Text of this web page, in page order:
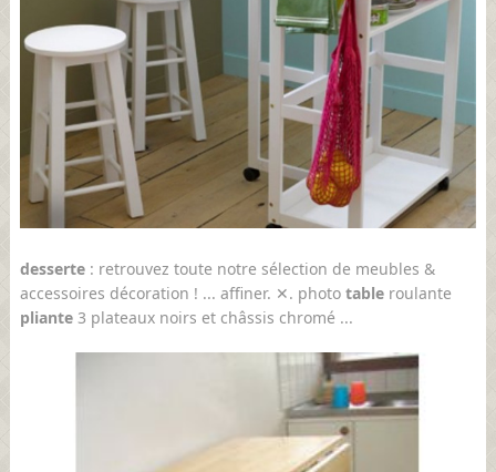
desserte: retrouvez toute notre sélection de meubles &
accessoires décoration ! ... affiner. ✕. photo tableroulante
pliante3 plateaux noirs et châssis chromé ...